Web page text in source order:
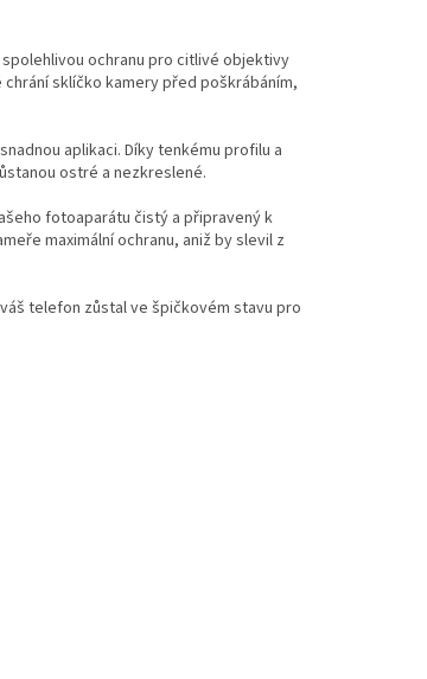
ochranu pro citlivé objektivy
sklíčko kamery před poškrábáním,
aplikaci. Díky tenkému profilu a
ostré a nezkreslené.
fotoaparátu čistý a připravený k
maximální ochranu, aniž by slevil z
telefon zůstal ve špičkovém stavu pro